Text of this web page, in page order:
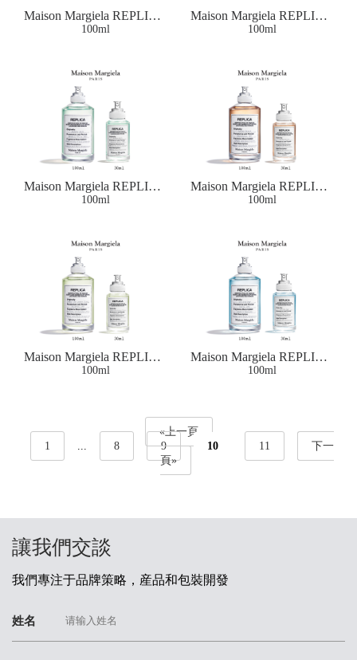
Maison Margiela REPLICA
MATCHA MEDITATION
100ml
Maison Margiela REPLICA
SPRINGTIME IN A
100ml
Maison Margiela REPLICA
BUBBLE BATH EAU DE
100ml
Maison Margiela REPLICA
COFFEE BREAK EAU
100ml
Maison Margiela REPLICA
UNDER THE LEMON
100ml
Maison Margiela REPLICA
SAILING DAY EAU DE
100ml
«上一頁
1
... 8 9 10 11
下一
頁»
讓我們交談
我們專注于品牌策略，産品和包裝開發
姓名